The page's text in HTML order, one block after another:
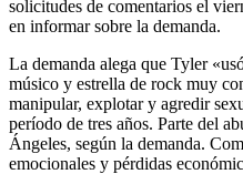
solicitudes de comentarios el
en informar sobre la demanda.
La demanda alega que Tyler
músico y estrella de rock muy
manipular, explotar y agredir
período de tres años. Parte del
Ángeles, según la demanda.
emocionales y pérdidas